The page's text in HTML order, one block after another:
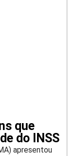
que
do INSS
apresentou